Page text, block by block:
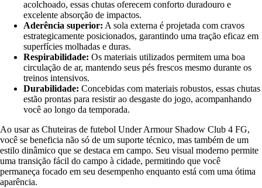
acolchoado, essas chutas oferecem conforto duradouro e
excelente absorção de impactos.
Aderência superior: A sola externa é projetada com cravos
estrategicamente posicionados, garantindo uma tração eficaz em
superfícies molhadas e duras.
Respirabilidade: Os materiais utilizados permitem uma boa
circulação de ar, mantendo seus pés frescos mesmo durante os
treinos intensivos.
Durabilidade: Concebidas com materiais robustos, essas chutas
estão prontas para resistir ao desgaste do jogo, acompanhando
você ao longo da temporada.
Ao usar as Chuteiras de futebol Under Armour Shadow Club 4 FG,
você se beneficia não só de um suporte técnico, mas também de um
estilo dinâmico que se destaca em campo. Seu visual moderno permite
uma transição fácil do campo à cidade, permitindo que você
permaneça focado em seu desempenho enquanto está com uma ótima
aparência.